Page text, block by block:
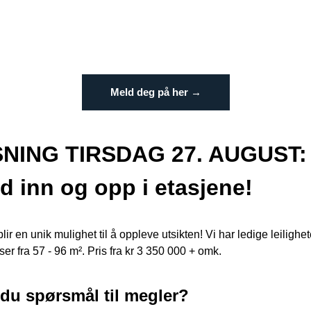
Meld deg på her →
TIRSDAG 27.
inn og opp i etasjene!
en unik mulighet til å oppleve utsikten! Vi har ledige
fra 57 - 96 m². Pris fra kr 3 350 000 + omk.
spørsmål til megler?